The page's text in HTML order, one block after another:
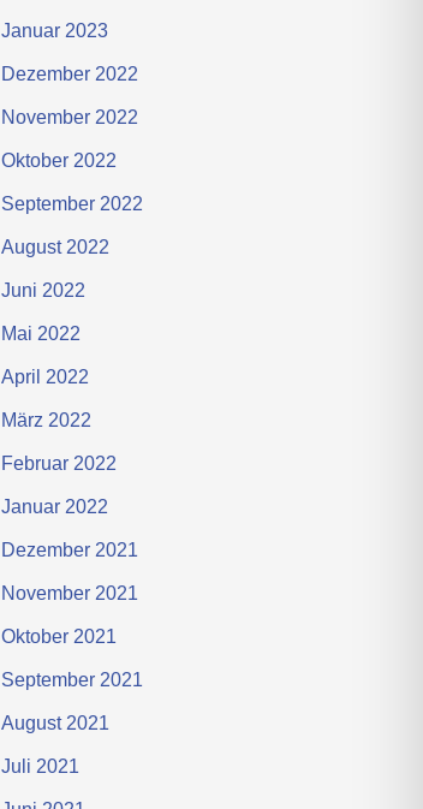
Januar 2023
Dezember 2022
November 2022
Oktober 2022
September 2022
August 2022
Juni 2022
Mai 2022
April 2022
März 2022
Februar 2022
Januar 2022
Dezember 2021
November 2021
Oktober 2021
September 2021
August 2021
Juli 2021